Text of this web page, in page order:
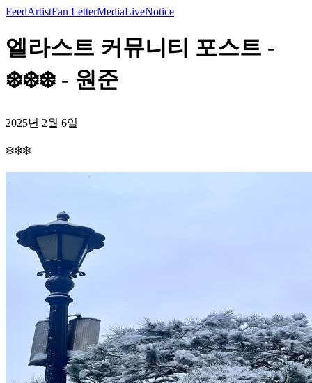
FeedArtistFan LetterMediaLiveNotice
엘라스트 커뮤니티 포스트 -
❄️❄️❄️ - 원준
2025년 2월 6일
❄️❄️❄️